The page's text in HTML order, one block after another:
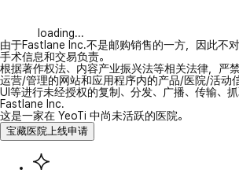
loading...
由于Fastlane Inc.不是邮购销售的一方，因此不
手术信息和交易负责。
根据著作权法、内容产业振兴法等相关法律，严
运营/管理的网站和应用程序内的产品/医院/活动
UI等进行未经授权的复制、分发、广播、传输、抓
Fastlane Inc.
这是一家在 YeoTi 中尚未活跃的医院。
宝藏医院上线申请